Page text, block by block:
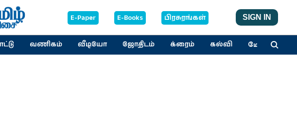
E-Paper E-Books பிரசுரங்கள் SIGN IN
வணிகம் வீடியோ ஜோதிடம் க்ரைம் கல்வி மேலும்